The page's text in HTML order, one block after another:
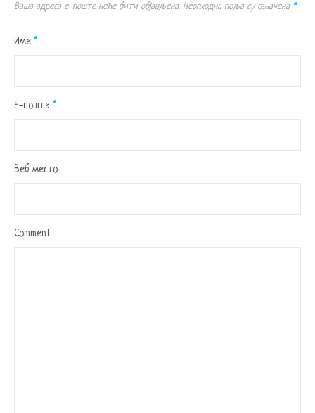
Ваша адреса е-поште неће бити објављена. Неопходна поља су означена *
Име *
Е-пошта *
Веб место
Comment